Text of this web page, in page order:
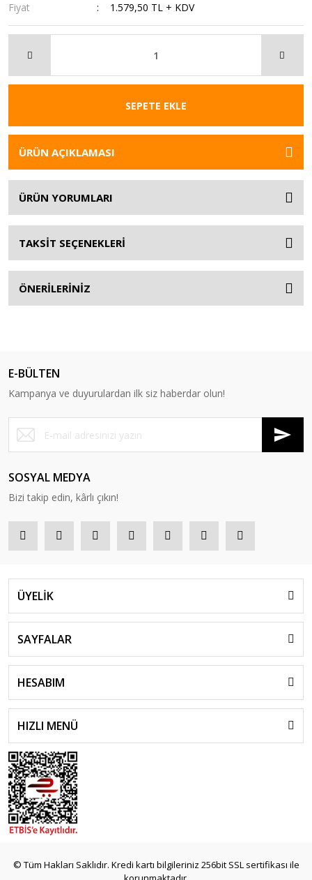
Fiyat
1.579,50 TL + KDV
SEPETE EKLE
ÜRÜN AÇIKLAMASI
ÜRÜN YORUMLARI
TAKSİT SEÇENEKLERİ
ÖNERİLERİNİZ
E-BÜLTEN
Kampanya ve duyurulardan ilk siz haberdar olun!
SOSYAL MEDYA
Bizi takip edin, kârlı çıkın!
ÜYELİK
SAYFALAR
HESABIM
HIZLI MENÜ
© Tüm Hakları Saklıdır. Kredi kartı bilgileriniz 256bit SSL sertifikası ile